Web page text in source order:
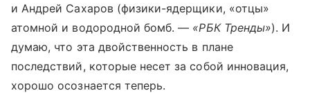
и Андрей Сахаров (физики-ядерщики, «отцы»
атомной и водородной бомб. — «РБК Тренды»). И
думаю, что эта двойственность в плане
последствий, которые несет за собой инновация,
хорошо осознается теперь.